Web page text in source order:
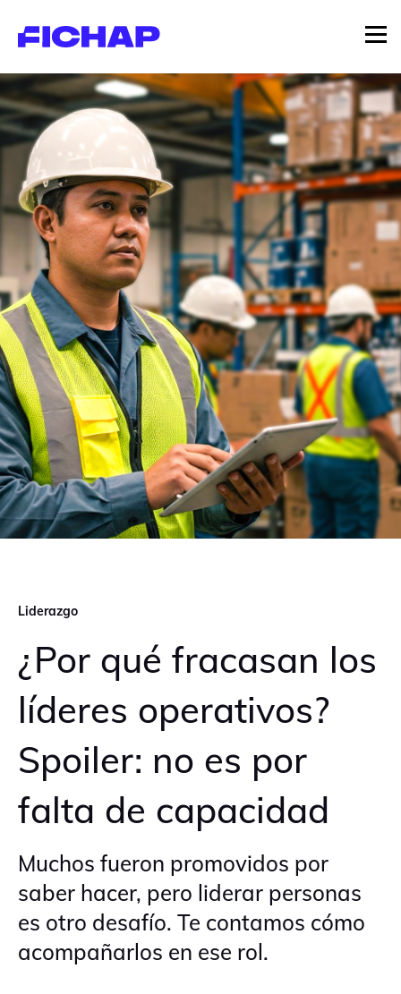
Liderazgo
¿Por qué fracasan los
líderes operativos?
Spoiler: no es por
falta de capacidad
Muchos fueron promovidos por
saber hacer, pero liderar personas
es otro desafío. Te contamos cómo
acompañarlos en ese rol.